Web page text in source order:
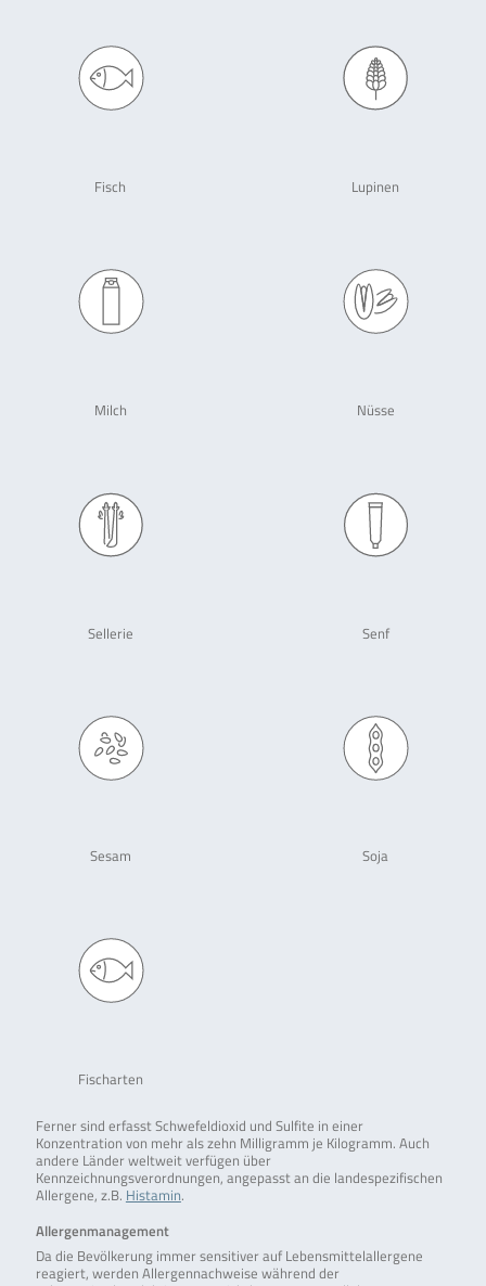
Fisch Lupinen
Milch Nüsse
Sellerie Senf
Sesam Soja
Fischarten
Ferner sind erfasst Schwefeldioxid und Sulfite in einer
Konzentration von mehr als zehn Milligramm je Kilogramm. Auch
andere Länder weltweit verfügen über
Kennzeichnungsverordnungen, angepasst an die landespezifischen
Allergene, z.B. Histamin.
Allergenmanagement
Da die Bevölkerung immer sensitiver auf Lebensmittelallergene
reagiert, werden Allergennachweise während der